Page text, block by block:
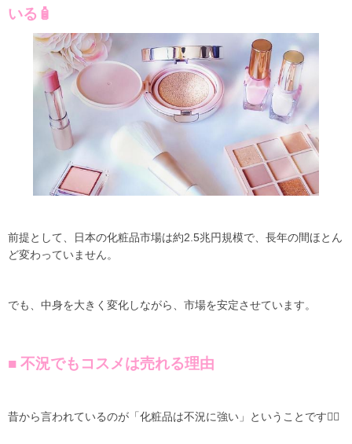
いる🧴
前提として、日本の化粧品市場は約2.5兆円規模で、長年の間ほとん
ど変わっていません。
でも、中身を大きく変化しながら、市場を安定させています。
■ 不況でもコスメは売れる理由
昔から言われているのが「化粧品は不況に強い」ということです❤️‍🔥